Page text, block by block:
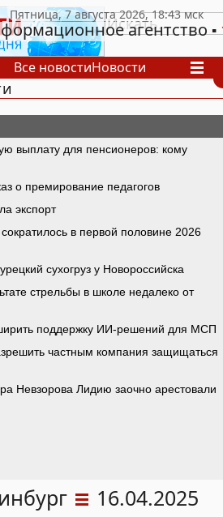
агентство
Все новостиНовости
Архив
16.04.2025